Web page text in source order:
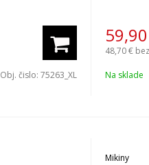
Obj. čislo:75263_XL
59,90
48,70 €
Na sklade
Mikiny